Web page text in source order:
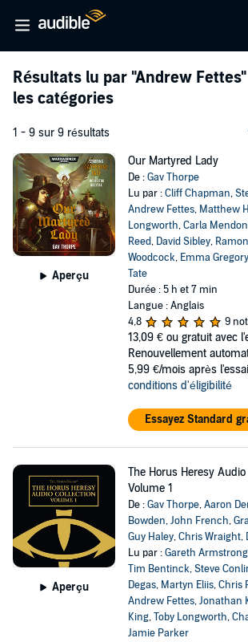
Résultats lu par "Andrew Fettes"
les catégories
1 - 9 sur 9 résultats
Aperçu
Our Martyred Lady
De :Gav Thorpe
Lu par :Cliff Chapman,
Andrew Fettes, Matthew
Longworth,Carla
Reed, David Sibley,
Woodcock, Emma Gregory
Tate
Durée : 5 h et 7 min
Langue : Anglais
4,8
9
13,09 € ou gratuit avec
Renouvellement
5,99 €/mois après
conditions d'éligibilité
Essayez Standard
Aperçu
The Horus Heresy
Volume 1
De :Gav Thorpe,Aaron
Bowden,John French,
Guy Haley,Chris Wraight,
Lu par :Gareth Armstrong
Tim Bentinck,Steve
Degas, Martyn Eliis,Chris
Andrew Fettes,Jonathan
King,Toby Longworth,
Jamie Parker